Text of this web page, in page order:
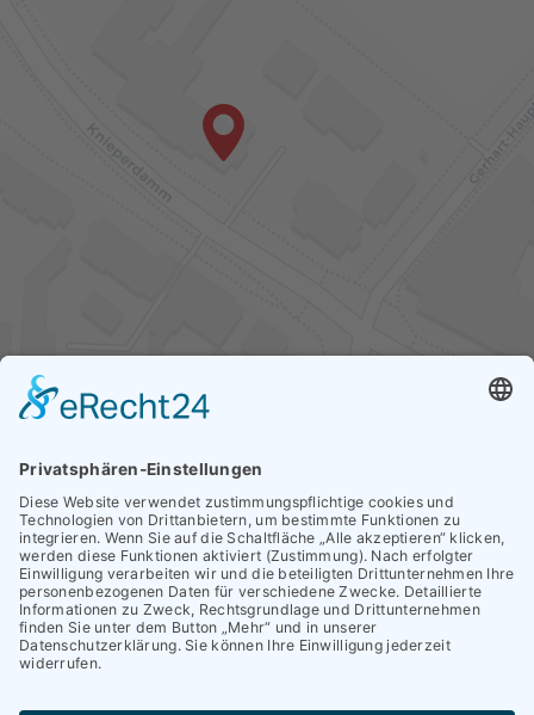
Immer auf dem Laufenden bleiben.
Datenschutz Impressum
Hinweisgeber (HinSchG)
Verbesserungsvorschläge
Flyer